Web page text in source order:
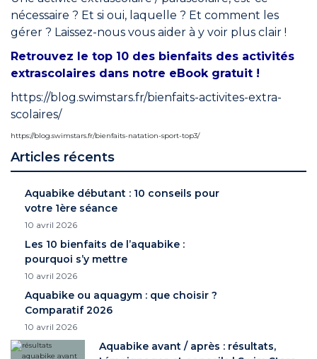
nécessaire ? Et si oui, laquelle ? Et comment les
gérer ? Laissez-nous vous aider à y voir plus clair !
Retrouvez le top 10 des bienfaits des activités
extrascolaires dans notre eBook gratuit !
https://blog.swimstars.fr/bienfaits-activites-extra-
scolaires/
https://blog.swimstars.fr/bienfaits-natation-sport-top3/
Articles récents
Aquabike débutant : 10 conseils pour
votre 1ère séance
10 avril 2026
Les 10 bienfaits de l’aquabike :
pourquoi s’y mettre
10 avril 2026
Aquabike ou aquagym : que choisir ?
Comparatif 2026
10 avril 2026
Aquabike avant / après : résultats,